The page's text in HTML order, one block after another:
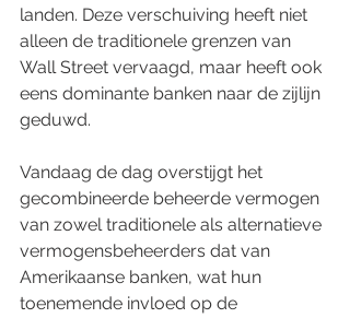
landen. Deze verschuiving heeft niet
alleen de traditionele grenzen van
Wall Street vervaagd, maar heeft ook
eens dominante banken naar de zijlijn
geduwd.
Vandaag de dag overstijgt het
gecombineerde beheerde vermogen
van zowel traditionele als alternatieve
vermogensbeheerders dat van
Amerikaanse banken, wat hun
toenemende invloed op de